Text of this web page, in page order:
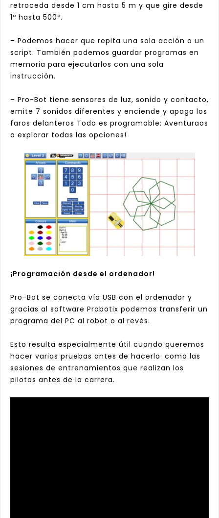
retroceda desde 1 cm hasta 5 m y que gire desde
1º hasta 500º.
– Podemos hacer que repita una sola acción o un
script. También podemos guardar programas en
memoria para ejecutarlos con una sola
instrucción.
– Pro-Bot tiene sensores de luz, sonido y contacto,
emite 7 sonidos diferentes y enciende y apaga los
faros delanteros Todo es programable: Aventuraos
a explorar todas las opciones!
¡Programación desde el ordenador!
Pro-Bot se conecta vía USB con el ordenador y
gracias al software Probotix podemos transferir un
programa del PC al robot o al revés.
Esto resulta especialmente útil cuando queremos
hacer varias pruebas antes de hacerlo: como las
sesiones de entrenamientos que realizan los
pilotos antes de la carrera.